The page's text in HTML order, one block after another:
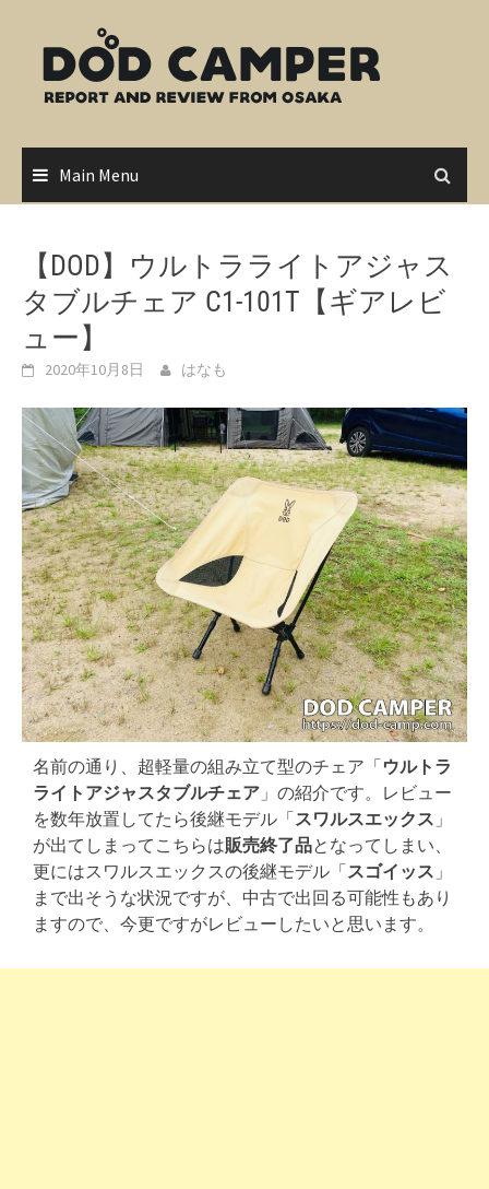
content
Main Menu
【DOD】ウルトラライトアジャス
タブルチェア C1-101T【ギアレビ
ュー】
2020年10月8日 はなも
名前の通り、超軽量の組み立て型のチェア「ウルトラ
ライトアジャスタブルチェア 」の紹介です。レビュー
を数年放置してたら後継モデル「スワルスエックス 」
が出てしまってこちらは販売終了品となってしまい、
更にはスワルスエックスの後継モデル「スゴイッス 」
まで出そうな状況ですが、中古で出回る可能性もあり
ますので、今更ですがレビューしたいと思います。